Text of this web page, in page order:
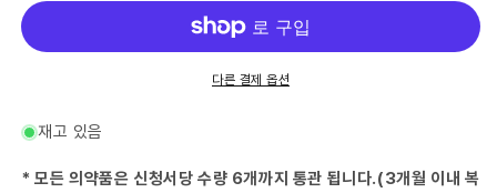
가
30mL-
수
Kampala
가
수
다른 결제 옵션
재고 있음
* 모든 의약품은 신청서당 수량 6개까지 통관 됩니다.(3개월 이내 복